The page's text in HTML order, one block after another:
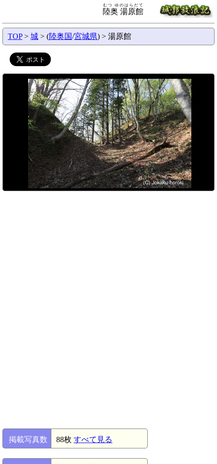
陸奥 湯原館
むつ ゆのはらだて
TOP> 城 > (陸奥国/宮城県) > 湯原館
掲載写真数 88枚 すべて見る